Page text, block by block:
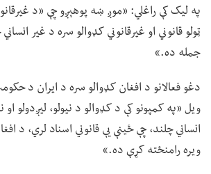
په لیک کې راغلي: «موږ ښه پوهېږو چې «د
ټولو قانوني او غیرقانوني کډوالو سره د غیر
جمله ده.»
دغو فعالانو د افغان کډوالو سره د ایران د
ویل «په کمپونو کې د کډوالو د نیولو، لیږدولو او
انساني چلند، چې ځینې یې قانوني اسناد لري، د
ویره رامنځته کړې ده.»